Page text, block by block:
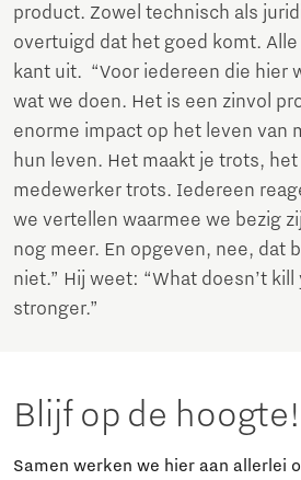
product. Zowel technisch als
overtuigd dat het goed komt.
kant uit. “Voor iedereen die hier
wat we doen. Het is een zinvol
enorme impact op het leven van
hun leven. Het maakt je trots,
medewerker trots. Iedereen
we vertellen waarmee we bezig
nog meer. En opgeven, nee, dat
niet.” Hij weet: “What doesn’t
stronger.”
Blijf op de hoogte!
Samen werken we hier aan allerlei